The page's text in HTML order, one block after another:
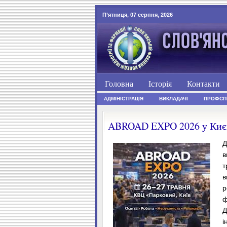
П’ятниця, 07 серпня, 2026
Головна Історія Контакти
АДМІНІСТРАЦІЯ ВИКЛАДАЧІ
ABROAD EXPO 2026 у